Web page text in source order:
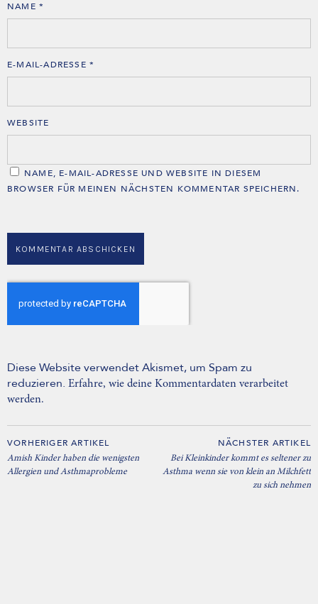
NAME *
E-MAIL-ADRESSE *
WEBSITE
NAME, E-MAIL-ADRESSE UND WEBSITE IN DIESEM
BROWSER FÜR MEINEN NÄCHSTEN KOMMENTAR SPEICHERN.
Diese Website verwendet Akismet, um Spam zu
reduzieren. Erfahre, wie deine Kommentardaten verarbeitet
werden.
VORHERIGER ARTIKEL
Amish Kinder haben die wenigsten
Allergien und Asthmaprobleme
NÄCHSTER ARTIKEL
Bei Kleinkinder kommt es seltener zu
Asthma wenn sie von klein an Milchfett
zu sich nehmen